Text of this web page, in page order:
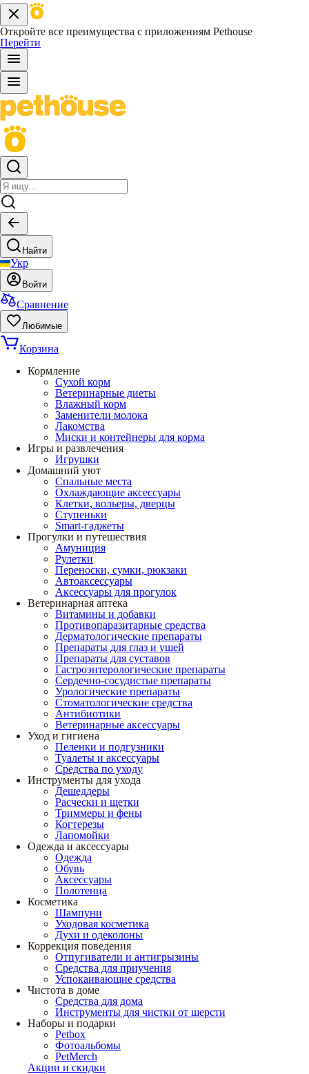
Откройте все преимущества с приложениям Pethouse
Перейти
Найти
Укр
Войти
Сравнение
Любимые
Корзина
Кормление
Сухой корм
Ветеринарные диеты
Влажный корм
Заменители молока
Лакомства
Миски и контейнеры для корма
Игры и развлечения
Игрушки
Домашний уют
Спальные места
Охлаждающие аксессуары
Клетки, вольеры, дверцы
Ступеньки
Smart-гаджеты
Прогулки и путешествия
Амуниция
Рулетки
Переноски, сумки, рюкзаки
Автоаксессуары
Аксессуары для прогулок
Ветеринарная аптека
Витамины и добавки
Противопаразитарные средства
Дерматологические препараты
Препараты для глаз и ушей
Препараты для суставов
Гастроэнтерологические препараты
Сердечно-сосудистые препараты
Урологические препараты
Стоматологические средства
Антибиотики
Ветеринарные аксессуары
Уход и гигиена
Пеленки и подгузники
Туалеты и аксессуары
Средства по уходу
Инструменты для ухода
Дешеддеры
Расчески и щетки
Триммеры и фены
Когтерезы
Лапомойки
Одежда и аксессуары
Одежда
Обувь
Аксессуары
Полотенца
Косметика
Шампуни
Уходовая косметика
Духи и одеколоны
Коррекция поведения
Отпугиватели и антигрызины
Средства для приучения
Успокаивающие средства
Чистота в доме
Средства для дома
Инструменты для чистки от шерсти
Наборы и подарки
Petbox
Фотоальбомы
PetMerch
Акции и скидки